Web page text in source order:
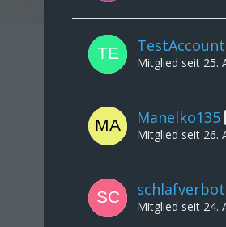
TestAccount
Mitglied seit 25.
Manelko135
Mitglied seit 26.
schlafverbot
Mitglied seit 24.